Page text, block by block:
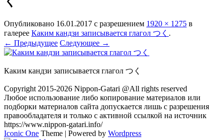
Опубликовано 16.01.2017 с разрешением 1920 × 1275 в
галерее Каким кандзи записывается глагол つく .
← Предыдущее Следующее →
Каким кандзи записывается глагол つく
Copyright 2015-2026 Nippon-Gatari @All rights reserved
Любое использование либо копирование материалов или
подборки материалов сайта допускается лишь с разрешения
правообладателя и только с активной ссылкой на источник
https://www.nippon-gatari.info/
Iconic One Theme | Powered by Wordpress